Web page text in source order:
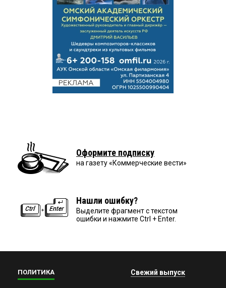
Оформите подписку
на газету «Коммерческие вести»
Нашли ошибку?
Выделите фрагмент с текстом
ошибки и нажмите Ctrl + Enter.
ПОЛИТИКА Свежий выпуск